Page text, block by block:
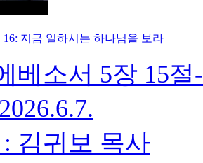
지금 일하시는 하나님을 보라
베소서 5장 15절
김귀보 목사